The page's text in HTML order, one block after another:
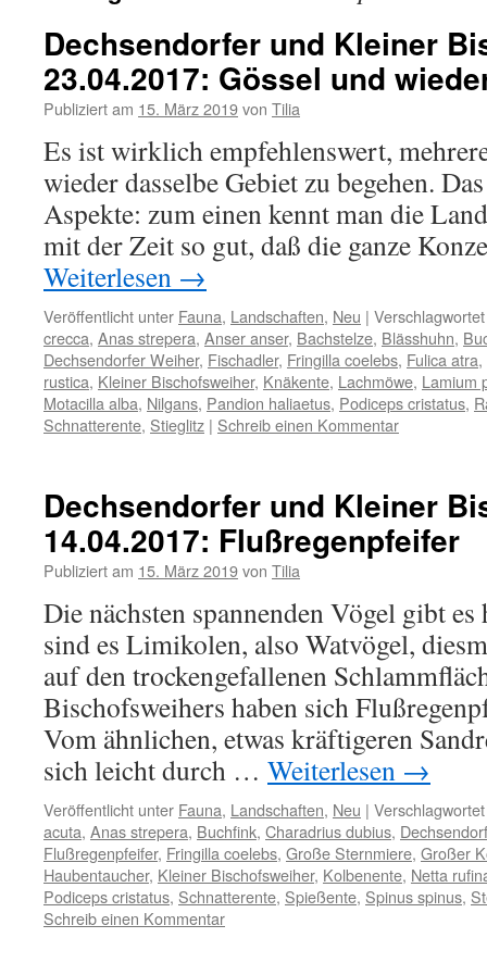
Dechsendorfer und Kleiner
23.04.2017: Gössel und
Publiziert am 15. März 2019von Tilia
Es ist wirklich empfehlenswert,
wieder dasselbe Gebiet zu begehen.
Aspekte: zum einen kennt man die
mit der Zeit so gut, daß die ganze
Weiterlesen →
Veröffentlicht unter Fauna, Landschaften, Neu |
crecca, Anas strepera, Anser anser, Bachstelze, Blässhuhn,
Dechsendorfer Weiher, Fischadler, Fringilla coelebs, Fulica atra,
rustica, Kleiner Bischofsweiher, Knäkente, Lachmöwe, Lamium
Motacilla alba, Nilgans, Pandion haliaetus, Podiceps cristatus,
Schnatterente, Stieglitz | Schreib einen Kommentar
Dechsendorfer und Kleiner
14.04.2017: Flußregenpfeifer
Publiziert am 15. März 2019von Tilia
Die nächsten spannenden Vögel gibt es
sind es Limikolen, also Watvögel,
auf den trockengefallenen
Bischofsweihers haben sich
Vom ähnlichen, etwas kräftigeren
sich leicht durch … Weiterlesen →
Veröffentlicht unter Fauna, Landschaften, Neu |
acuta, Anas strepera, Buchfink, Charadrius dubius,
Flußregenpfeifer, Fringilla coelebs, Große Sternmiere, Großer
Haubentaucher, Kleiner Bischofsweiher, Kolbenente, Netta
Podiceps cristatus, Schnatterente, Spießente, Spinus spinus,
Schreib einen Kommentar